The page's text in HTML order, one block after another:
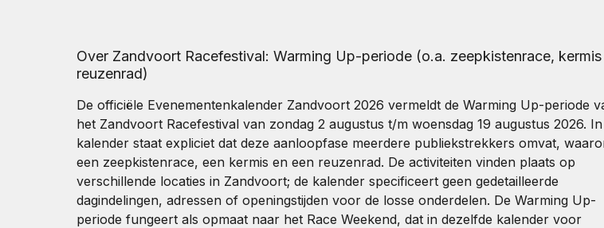
Over Zandvoort Racefestival: Warming Up-periode (o.a. zeepkistenrace, kermis
reuzenrad)
De officiële Evenementenkalender Zandvoort 2026 vermeldt de Warming Up-periode
het Zandvoort Racefestival van zondag 2 augustus t/m woensdag 19 augustus 2026. In
kalender staat expliciet dat deze aanloopfase meerdere publiekstrekkers omvat,
een zeepkistenrace, een kermis en een reuzenrad. De activiteiten vinden plaats op
verschillende locaties in Zandvoort; de kalender specificeert geen gedetailleerde
dagindelingen, adressen of openingstijden voor de losse onderdelen. De Warming Up-
periode fungeert als opmaat naar het Race Weekend, dat in dezelfde kalender voor